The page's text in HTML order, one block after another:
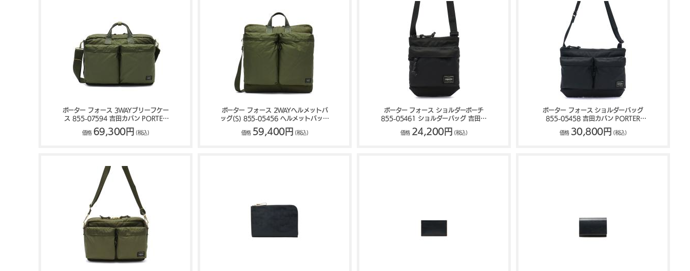
ポーター フォース 3WAYブリーフケー
ス 855-07594 吉田カバン PORTER
FORCE
価格 69,300円 (税込)
ポーター フォース 2WAYヘルメットバ
ッグ(S) 855-05456 ヘルメットバッグ
吉田カバン PORTER FORCE
価格 59,400円 (税込)
ポーター フォース ショルダーポーチ
855-05461 ショルダーバッグ 吉田カ
バン PORTER FORCE
価格 24,200円 (税込)
ポーター フォース ショルダーバッグ
855-05458 吉田カバン PORTER
FORCE
価格 30,800円 (税込)